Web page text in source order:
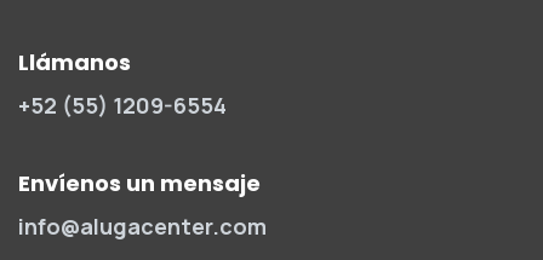
Llámanos
+52 (55) 1209-6554
Envíenos un mensaje
info@alugacenter.com